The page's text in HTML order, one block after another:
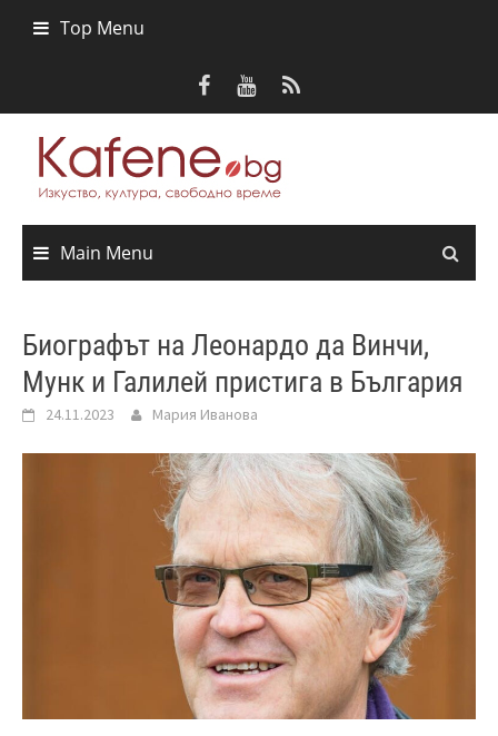
Top Menu
Main Menu
Биографът на Леонардо да Винчи,
Мунк и Галилей пристига в България
24.11.2023 Мария Иванова